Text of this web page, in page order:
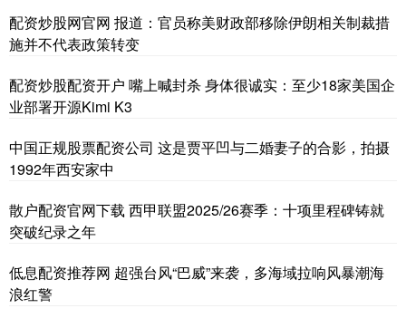
配资炒股网官网 报道：官员称美财政部移除伊朗相关制裁措
施并不代表政策转变
配资炒股配资开户 嘴上喊封杀 身体很诚实：至少18家美国企
业部署开源Kimi K3
中国正规股票配资公司 这是贾平凹与二婚妻子的合影，拍摄
1992年西安家中
散户配资官网下载 西甲联盟2025/26赛季：十项里程碑铸就
突破纪录之年
低息配资推荐网 超强台风“巴威”来袭，多海域拉响风暴潮海
浪红警